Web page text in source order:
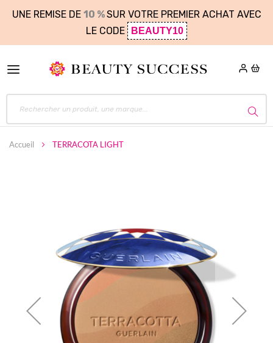
UNE REMISE DE 10 %SUR VOTRE PREMIER ACHAT AVEC
LE CODE
BEAUTY10
Accueil TERRACOTA LIGHT